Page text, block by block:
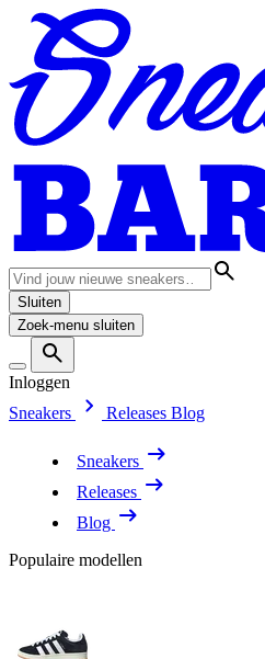
Sluiten
Zoek-menu sluiten
Inloggen
Sneakers
Releases Blog
Sneakers
Releases
Blog
Populaire modellen